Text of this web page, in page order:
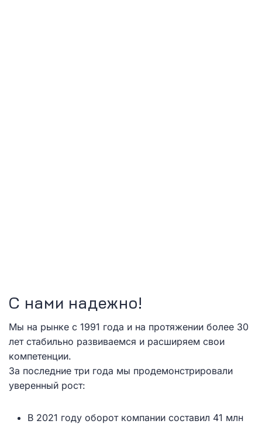
С нами надежно!
Мы на рынке с 1991 года и на протяжении более 30
лет стабильно развиваемся и расширяем свои
компетенции.
За последние три года мы продемонстрировали
уверенный рост:
В 2021 году оборот компании составил 41 млн